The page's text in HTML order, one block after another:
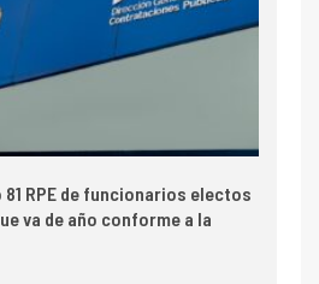
81 RPE de funcionarios electos
va de año conforme a la